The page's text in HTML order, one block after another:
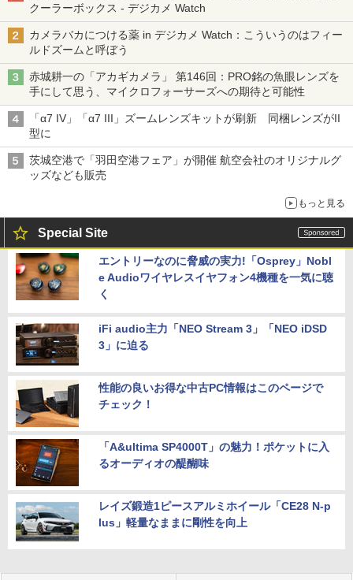
クーラーボックス - デジカメ Watch
カメラバカにつける薬 in デジカメ Watch：こういうのはフィー
ルドズームと呼ぼう
赤城耕一の「アカギカメラ」 第146回：PRO銘の魚眼レンズを
手にして思う、マイクロフォーサーズへの期待と可能性
「α7 IV」「α7 III」ズームレンズキットが刷新 同梱レンズがII
型に
茨城空港で「羽田空港フェア」が開催 航空会社のオリジナルグ
ッズなども販売
もっと見る
Special Site
エントリーなのに脅威の実力!「Osprey」Nobl
e Audioワイヤレスイヤフォン4機種を一気に聴
く
iFi audio主力「NEO Stream 3」「NEO iDSD
3」に迫る
性能の良いお得な中古PC情報はこのページで
チェック！
「A&ultima SP4000T」の魅力！ポケットに入
るオーディオの醍醐味
レイズ鍛造1ピースアルミホイール「CE28 N-p
lus」軽量なままに剛性を向上